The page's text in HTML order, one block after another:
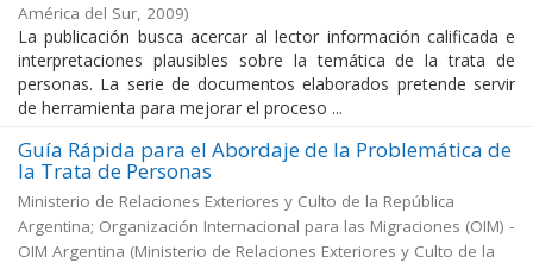
América del Sur, 2009)
La publicación busca acercar al lector información calificada e
interpretaciones plausibles sobre la temática de la trata de
personas. La serie de documentos elaborados pretende servir
de herramienta para mejorar el proceso ...
Guía Rápida para el Abordaje de la Problemática de
la Trata de Personas
Ministerio de Relaciones Exteriores y Culto de la República
Argentina; Organización Internacional para las Migraciones (OIM) -
OIM Argentina (Ministerio de Relaciones Exteriores y Culto de la